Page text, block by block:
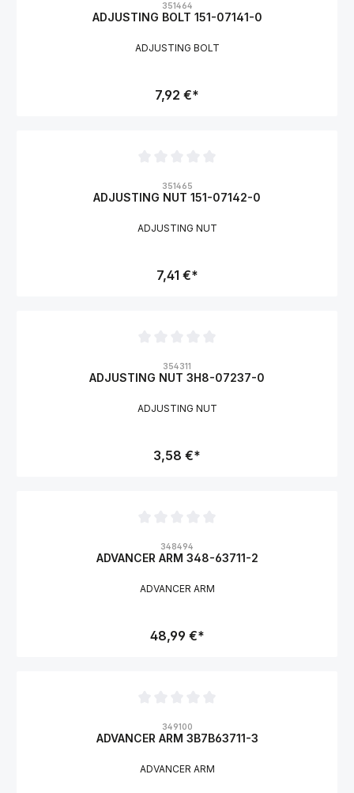
351464
ADJUSTING BOLT 151-07141-0
ADJUSTING BOLT
7,92 €*
351465
ADJUSTING NUT 151-07142-0
ADJUSTING NUT
7,41 €*
354311
ADJUSTING NUT 3H8-07237-0
ADJUSTING NUT
3,58 €*
348494
ADVANCER ARM 348-63711-2
ADVANCER ARM
48,99 €*
349100
ADVANCER ARM 3B7B63711-3
ADVANCER ARM